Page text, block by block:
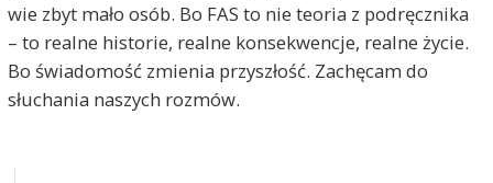
wie zbyt mało osób. Bo FAS to nie teoria z podręcznika
– to realne historie, realne konsekwencje, realne życie.
Bo świadomość zmienia przyszłość. Zachęcam do
słuchania naszych rozmów.